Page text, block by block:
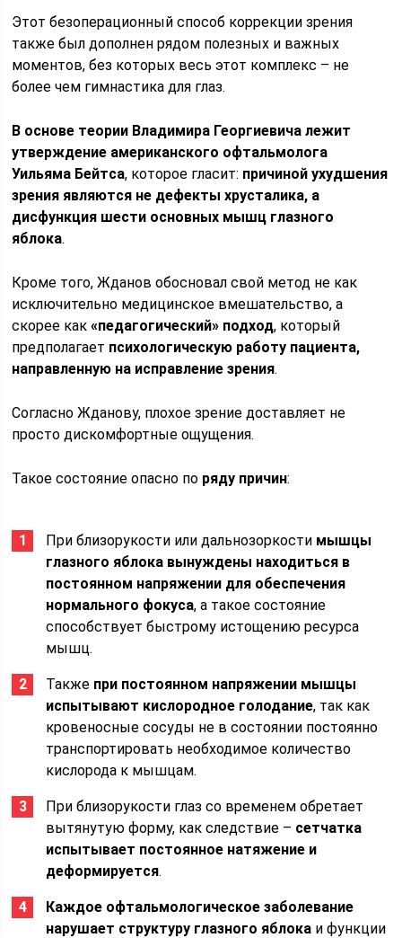
Этот безоперационный способ коррекции зрения
также был дополнен рядом полезных и важных
моментов, без которых весь этот комплекс – не
более чем гимнастика для глаз.
В основе теории Владимира Георгиевича лежит
утверждение американского офтальмолога
Уильяма Бейтса, которое гласит: причиной ухудшения
зрения являются не дефекты хрусталика, а
дисфункция шести основных мышц глазного
яблока.
Кроме того, Жданов обосновал свой метод не как
исключительно медицинское вмешательство, а
скорее как«педагогический» подход, который
предполагает психологическую работу пациента,
направленную на исправление зрения.
Согласно Жданову, плохое зрение доставляет не
просто дискомфортные ощущения.
Такое состояние опасно по ряду причин:
При близорукости или дальнозоркости мышцы
глазного яблока вынуждены находиться в
постоянном напряжении для обеспечения
нормального фокуса, а такое состояние
способствует быстрому истощению ресурса
мышц.
Также при постоянном напряжении мышцы
испытывают кислородное голодание, так как
кровеносные сосуды не в состоянии постоянно
транспортировать необходимое количество
кислорода к мышцам.
При близорукости глаз со временем обретает
вытянутую форму, как следствие – сетчатка
испытывает постоянное натяжение и
деформируется.
Каждое офтальмологическое заболевание
нарушает структуру глазного яблока и функции